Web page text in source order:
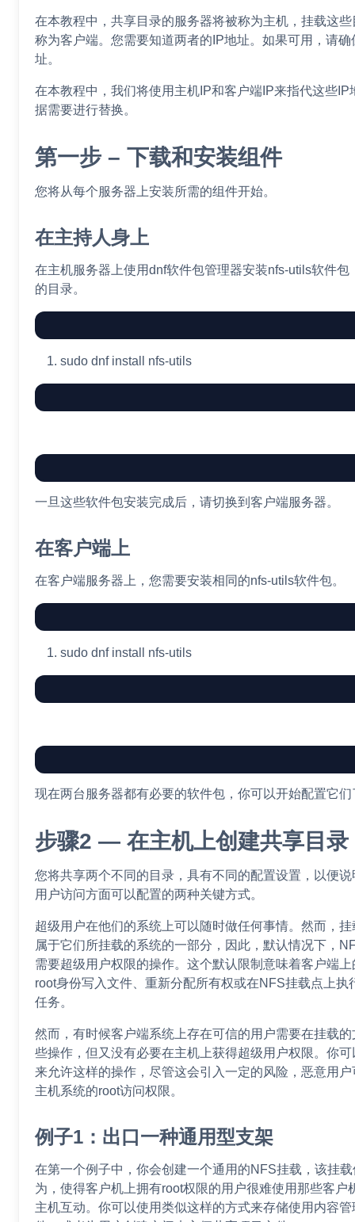
在本教程中，共享目录的服务器将被称为主机，挂载这
称为客户端。您需要知道两者的IP地址。如果可用，请
址。
在本教程中，我们将使用主机IP和客户端IP来指代这些IP
据需要进行替换。
第一步 – 下载和安装组件
您将从每个服务器上安装所需的组件开始。
在主持人身上
在主机服务器上使用dnf软件包管理器安装nfs-utils软件包
的目录。
sudo dnf install nfs-utils
一旦这些软件包安装完成后，请切换到客户端服务器。
在客户端上
在客户端服务器上，您需要安装相同的nfs-utils软件包。
sudo dnf install nfs-utils
现在两台服务器都有必要的软件包，你可以开始配置它们
步骤2 — 在主机上创建共享目录
您将共享两个不同的目录，具有不同的配置设置，以便
用户访问方面可以配置的两种关键方式。
超级用户在他们的系统上可以随时做任何事情。然而，
属于它们所挂载的系统的一部分，因此，默认情况下，
需要超级用户权限的操作。这个默认限制意味着客户端
root身份写入文件、重新分配所有权或在NFS挂载点上执
任务。
然而，有时候客户端系统上存在可信的用户需要在挂载
些操作，但又没有必要在主机上获得超级用户权限。你
来允许这样的操作，尽管这会引入一定的风险，恶意用
主机系统的root访问权限。
例子1：出口一种通用型支架
在第一个例子中，你会创建一个通用的NFS挂载，该挂
为，使得客户机上拥有root权限的用户很难使用那些客户
主机互动。你可以使用类似这样的方式来存储使用内容